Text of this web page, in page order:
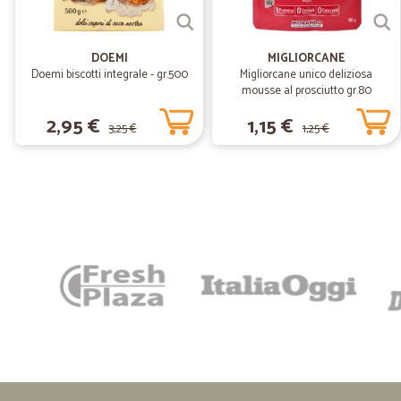
DOEMI
Doemi biscotti integrale - gr.500
2,95 € 3,25 €
MIGLIORCANE
Migliorcane unico deliziosa
mousse al prosciutto gr.80
1,15 € 1,25 €